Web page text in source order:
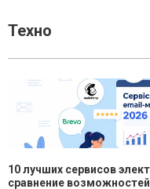
Техно
10 лучших сервисов
сравнение